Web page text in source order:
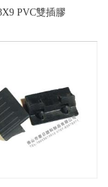
PVC雙插膠